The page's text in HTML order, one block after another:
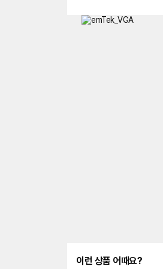
이런 상품 어때요?